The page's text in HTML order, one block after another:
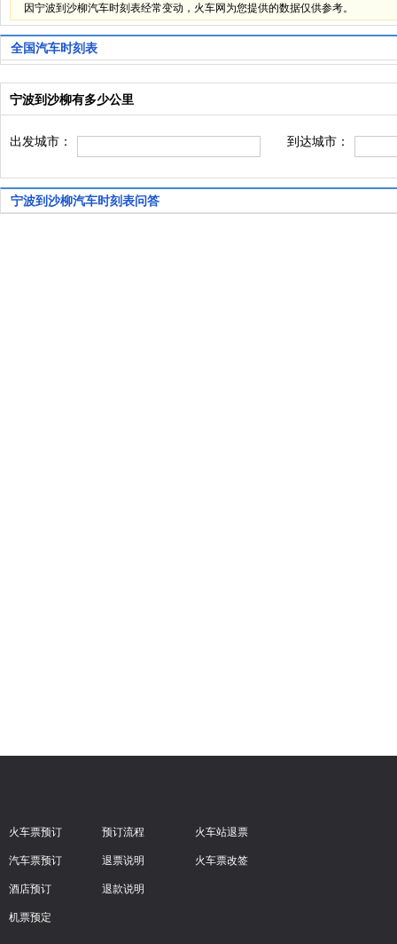
因宁波到沙柳汽车时刻表经常变动，火车网为您提供的数据仅供参考。
全国汽车时刻表
宁波到沙柳有多少公里
出发城市： 到达城市：
宁波到沙柳汽车时刻表问答
火车票预订
汽车票预订
酒店预订
机票预定
预订流程
退票说明
退款说明
火车站退票
火车票改签